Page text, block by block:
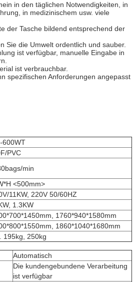
in den täglichen Notwendigkeiten, in
in medizinischem usw. viele
der Tasche bildend entsprechend der
Sie die Umwelt ordentlich und sauber.
ist verfügbar, manuelle Eingabe in
ist verbrauchbar.
spezifischen Anforderungen angepasst
600WT
PVC
min
<500mm>
11KW, 220V 50/60HZ
1.3KW
1760*940*1580mm
1860*1040*1680mm
195kg, 250kg
Automatisch
Die kundengebundene Verarbeitung
ist verfügbar